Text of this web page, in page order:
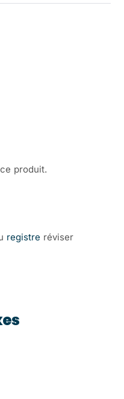
produit.
registre réviser